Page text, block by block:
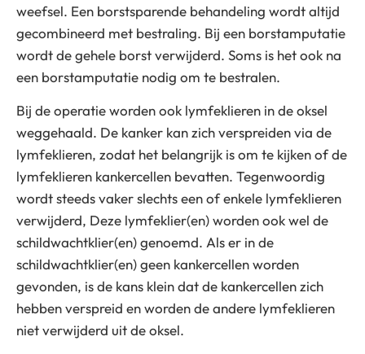
weefsel. Een borstsparende behandeling wordt altijd
gecombineerd met bestraling. Bij een borstamputatie
wordt de gehele borst verwijderd. Soms is het ook na
een borstamputatie nodig om te bestralen.
Bij de operatie worden ook lymfeklieren in de oksel
weggehaald. De kanker kan zich verspreiden via de
lymfeklieren, zodat het belangrijk is om te kijken of de
lymfeklieren kankercellen bevatten. Tegenwoordig
wordt steeds vaker slechts een of enkele lymfeklieren
verwijderd, Deze lymfeklier(en) worden ook wel de
schildwachtklier(en) genoemd. Als er in de
schildwachtklier(en) geen kankercellen worden
gevonden, is de kans klein dat de kankercellen zich
hebben verspreid en worden de andere lymfeklieren
niet verwijderd uit de oksel.